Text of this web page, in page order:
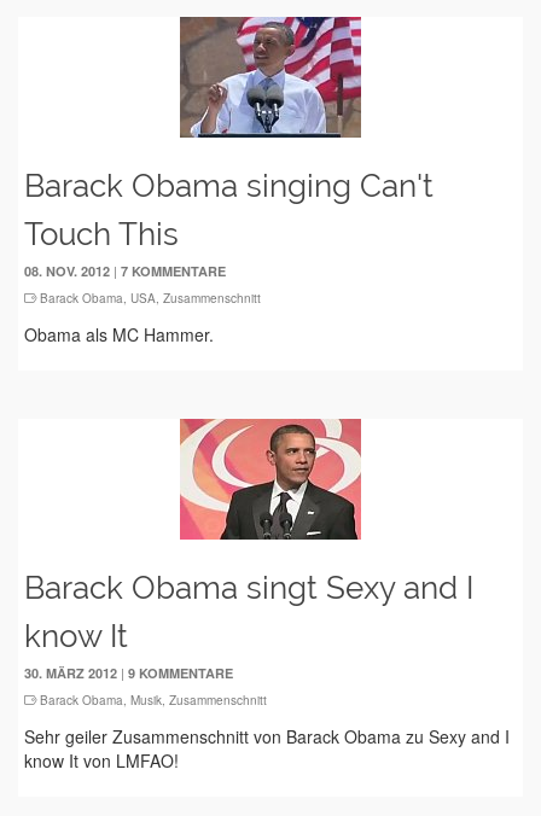
Barack Obama singing Can't
Touch This
08. NOV. 2012 | 7 KOMMENTARE
Barack Obama, USA, Zusammenschnitt
Obama als MC Hammer.
Barack Obama singt Sexy and I
know It
30. MÄRZ 2012 | 9 KOMMENTARE
Barack Obama, Musik, Zusammenschnitt
Sehr geiler Zusammenschnitt von Barack Obama zu Sexy and I
know It von LMFAO!